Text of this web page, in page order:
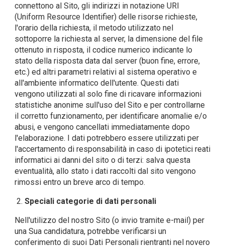
connettono al Sito, gli indirizzi in notazione URI
(Uniform Resource Identifier) delle risorse richieste,
l'orario della richiesta, il metodo utilizzato nel
sottoporre la richiesta al server, la dimensione del file
ottenuto in risposta, il codice numerico indicante lo
stato della risposta data dal server (buon fine, errore,
etc.) ed altri parametri relativi al sistema operativo e
all'ambiente informatico dell'utente. Questi dati
vengono utilizzati al solo fine di ricavare informazioni
statistiche anonime sull'uso del Sito e per controllarne
il corretto funzionamento, per identificare anomalie e/o
abusi, e vengono cancellati immediatamente dopo
l'elaborazione. I dati potrebbero essere utilizzati per
l'accertamento di responsabilità in caso di ipotetici reati
informatici ai danni del sito o di terzi: salva questa
eventualità, allo stato i dati raccolti dal sito vengono
rimossi entro un breve arco di tempo.
Speciali categorie di dati personali
Nell'utilizzo del nostro Sito (o invio tramite e-mail) per
una Sua candidatura, potrebbe verificarsi un
conferimento di suoi Dati Personali rientranti nel novero